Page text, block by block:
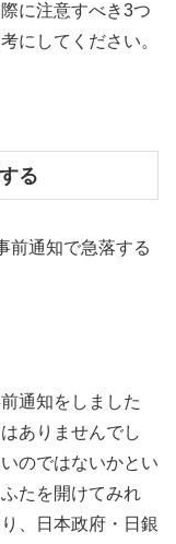
に注意すべき3つ
にしてください。
る
前通知で急落する
通知をしました
ありませんでし
のではないかとい
たを開けてみれ
、日本政府・日銀